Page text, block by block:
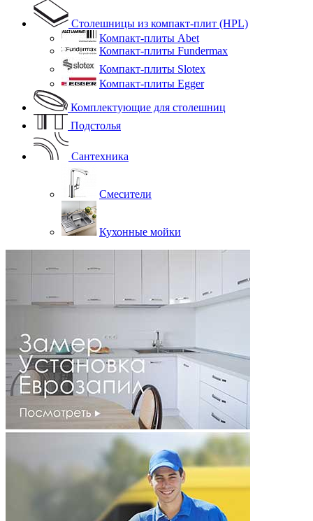
Столешницы из компакт-плит (HPL)
Компакт-плиты Abet
Компакт-плиты Fundermax
Компакт-плиты Slotex
Компакт-плиты Egger
Комплектующие для столешниц
Подстолья
Сантехника
Смесители
Кухонные мойки